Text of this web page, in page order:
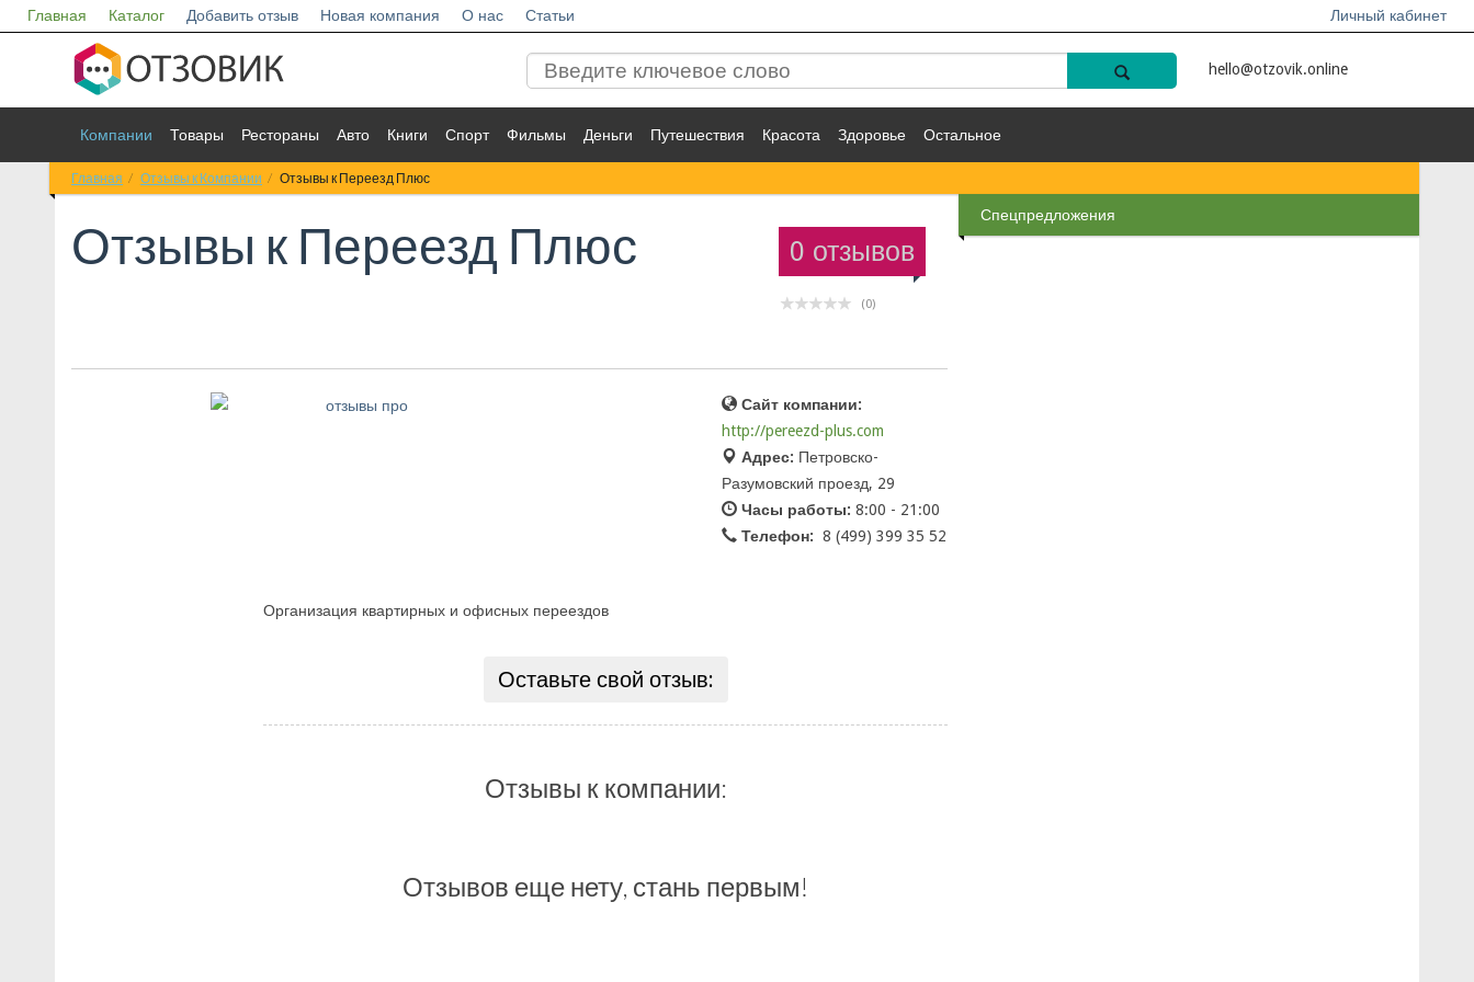
Главная Каталог Добавить отзыв Новая компания О нас Статьи Личный кабинет
hello@otzovik.online
Компании Товары Рестораны Авто Книги Спорт Фильмы Деньги Путешествия Красота Здоровье Остальное
Главная Отзывы к Компании Отзывы к Переезд Плюс
0 отзывов
(0)
Отзывы к Переезд Плюс
Сайт компании:
http://pereezd-plus.com
Адрес: Петровско-
Разумовский проезд, 29
Часы работы: 8:00 - 21:00
Телефон: 8 (499) 399 35 52
Организация квартирных и офисных переездов
Оставьте свой отзыв:
Отзывы к компании:
Отзывов еще нету, стань первым!
Спецпредложения